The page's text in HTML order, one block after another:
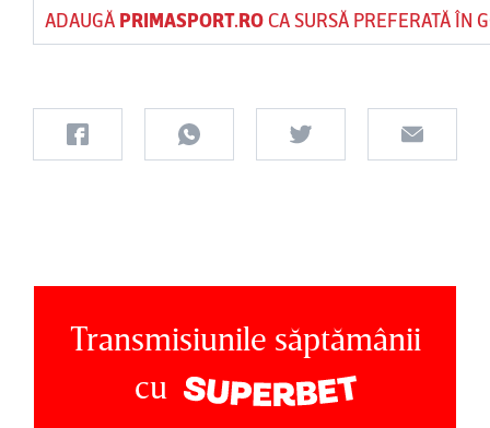
ADAUGĂ PRIMASPORT.ROCA SURSĂ PREFERATĂ ÎN
Transmisiunile săptămânii
cu